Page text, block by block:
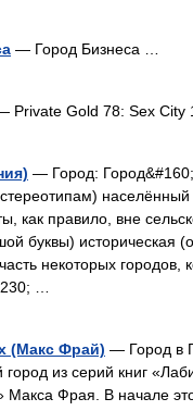
— Город Бизнеса …
Private Gold 78: Sex City
— Город:
населённый
как правило, вне
буквы) историческая
некоторых городов,
…
(Макс Фрай) — Город в
из серий книг
Макса Фрая. В начале